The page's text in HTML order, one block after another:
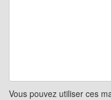
Vous pouvez utiliser ces